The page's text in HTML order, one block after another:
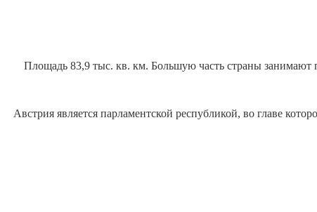
Площадь 83,9 тыс. кв. км. Большую часть страны занимают
Австрия является парламентской республикой, во главе